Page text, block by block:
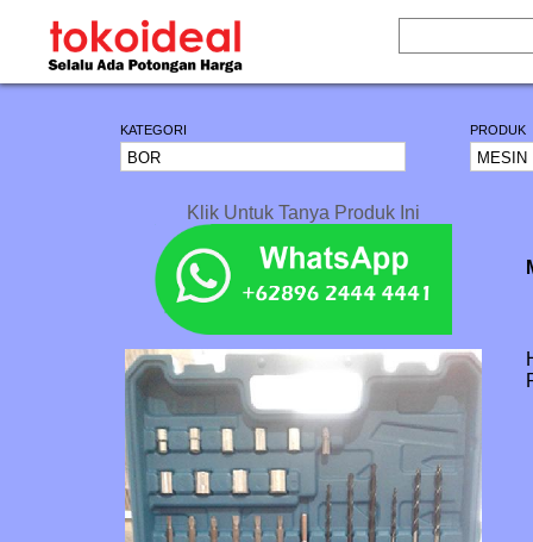
KATEGORI PRODUK
Klik Untuk Tanya Produk Ini